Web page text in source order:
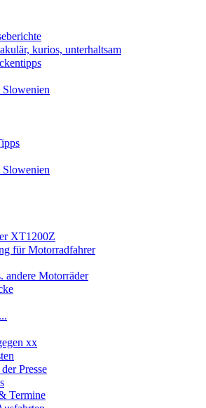
kurios, unterhaltsam
XT1200Z
für Motorradfahrer
Motorräder
xx
Presse
Termine